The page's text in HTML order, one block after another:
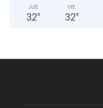
JUE
32°
VIE
32°